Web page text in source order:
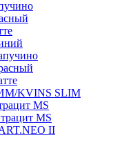
KVINS SLIM
MS
MS
II